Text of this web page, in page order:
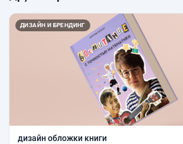
ДИЗАЙН И БРЕНДИНГ
дизайн обложки книги